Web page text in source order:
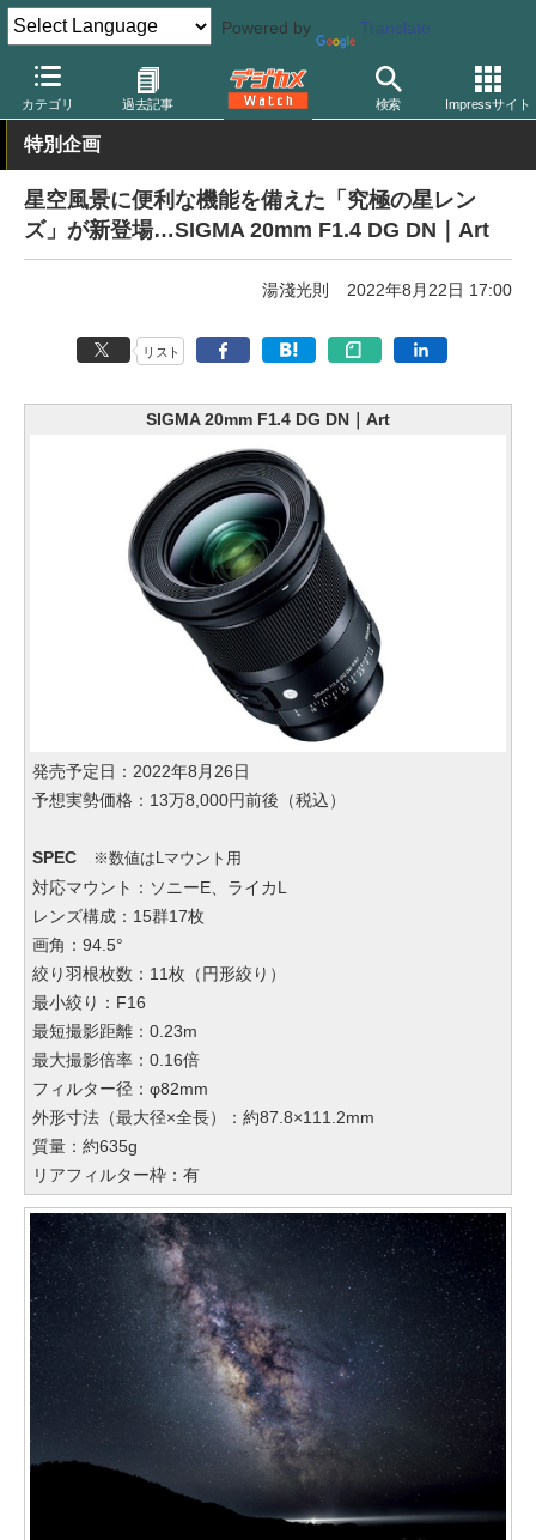
Powered by Translate
カテゴリ 過去記事 検索 Impressサイト
デジカメ Watch レンズ 交換レンズ シグマ
特別企画
星空風景に便利な機能を備えた「究極の星レン
ズ」が新登場…SIGMA 20mm F1.4 DG DN｜Art
湯淺光則 2022年8月22日 17:00
リスト
SIGMA 20mm F1.4 DG DN｜Art
発売予定日：2022年8月26日
予想実勢価格：13万8,000円前後（税込）
SPEC ※数値はLマウント用
対応マウント：ソニーE、ライカL
レンズ構成：15群17枚
画角：94.5°
絞り羽根枚数：11枚（円形絞り）
最小絞り：F16
最短撮影距離：0.23m
最大撮影倍率：0.16倍
フィルター径：φ82mm
外形寸法（最大径×全長）：約87.8×111.2mm
質量：約635g
リアフィルター枠：有